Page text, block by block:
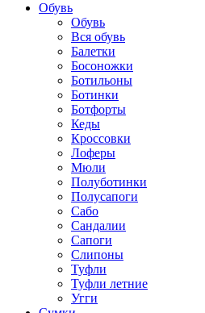
Обувь
Обувь
Вся обувь
Балетки
Босоножки
Ботильоны
Ботинки
Ботфорты
Кеды
Кроссовки
Лоферы
Мюли
Полуботинки
Полусапоги
Сабо
Сандалии
Сапоги
Слипоны
Туфли
Туфли летние
Угги